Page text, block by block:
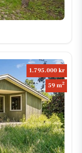
1.795.000 kr
59 m2